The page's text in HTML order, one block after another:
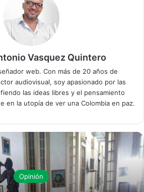
Vasquez Quintero
web. Con más de 20 años de
audiovisual, soy apasionado por las
las ideas libres y el pensamiento
en la utopía de ver una Colombia en paz.
Opinión